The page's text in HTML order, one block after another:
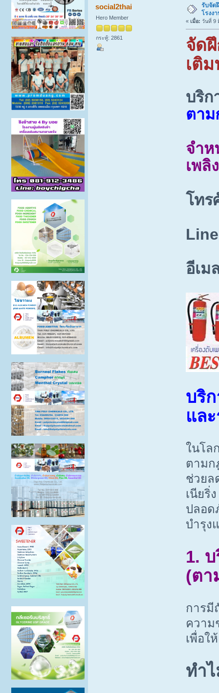
social2thai
Hero Member
กระทู้: 2861
รับจัด
โรงง
« เมื่อ: วันที่ 9
จัด
เติ
บริก
ตา
จำห
เพลิ
โทร
อีเม
บริ
แล
ในโล
ตามก
ช่วยล
เนียริ่
ปลอด
บำรุง
1.
(ตา
การมี
ความ
เพื่อใ
ทำ